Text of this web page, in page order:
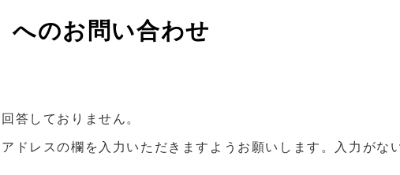
へのお問い合わせ
答しておりません。
ドレスの欄を入力いただきますようお願いします。入力がな